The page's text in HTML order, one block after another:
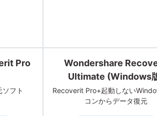
Pro
フト
Wondershare
Ultimate (Windows
Recoverit Pro+起動しない
コンからデータ復元